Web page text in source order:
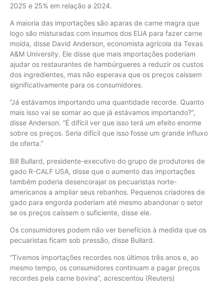
2025 e 25% em relação a 2024.
A maioria das importações são aparas de carne magra que
logo são misturadas com insumos dos EUA para fazer carne
moída, disse David Anderson, economista agrícola da Texas
A&M University. Ele disse que mais importações poderiam
ajudar os restaurantes de hambúrgueres a reduzir os custos
dos ingredientes, mas não esperava que os preços caíssem
significativamente para os consumidores.
“Já estávamos importando uma quantidade recorde. Quanto
mais isso vai se somar ao que já estávamos importando?”,
disse Anderson. “É difícil ver que isso terá um efeito enorme
sobre os preços. Seria difícil que isso fosse um grande influxo
de oferta.”
Bill Bullard, presidente-executivo do grupo de produtores de
gado R-CALF USA, disse que o aumento das importações
também poderia desencorajar os pecuaristas norte-
americanos a ampliar seus rebanhos. Pequenos criadores de
gado para engorda poderiam até mesmo abandonar o setor
se os preços caíssem o suficiente, disse ele.
Os consumidores podem não ver benefícios à medida que os
pecuaristas ficam sob pressão, disse Bullard.
“Tivemos importações recordes nos últimos três anos e, ao
mesmo tempo, os consumidores continuam a pagar preços
recordes pela carne bovina”, acrescentou (Reuters)